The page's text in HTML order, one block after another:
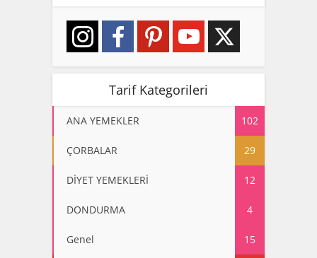
Tarif Kategorileri
ANA YEMEKLER 102
ÇORBALAR 29
DİYET YEMEKLERİ 12
DONDURMA 4
Genel 15